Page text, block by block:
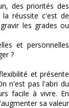
des priorités des
la réussite c'est de
les grades ou
et personnelles
?
et présente
n'est pas l'abri du
facile à vivre. En
sa valeur